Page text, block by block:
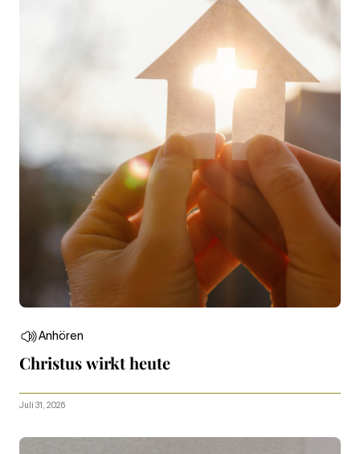
Anhören
Christus wirkt heute
Juli 31, 2026